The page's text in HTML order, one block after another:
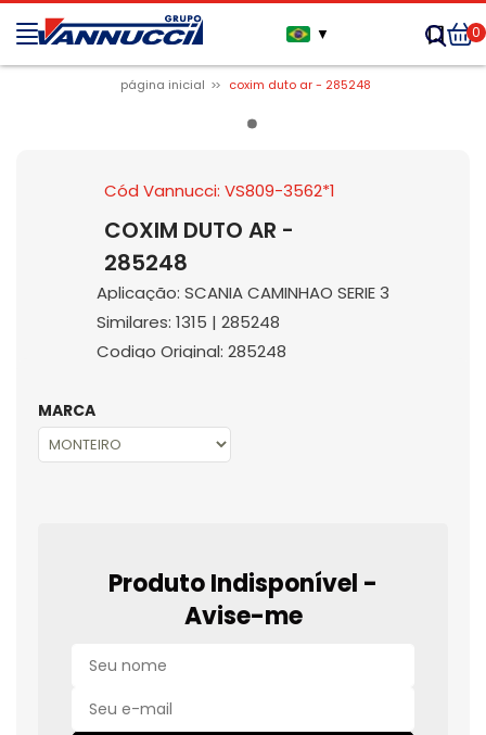
▼ 0
página inicial coxim duto ar - 285248
Cód Vannucci: VS809-3562*1
COXIM DUTO AR -
285248
Aplicação: SCANIA CAMINHAO SERIE 3
Similares: 1315 | 285248
Codigo Original: 285248
MARCA
Produto Indisponível -
Avise-me